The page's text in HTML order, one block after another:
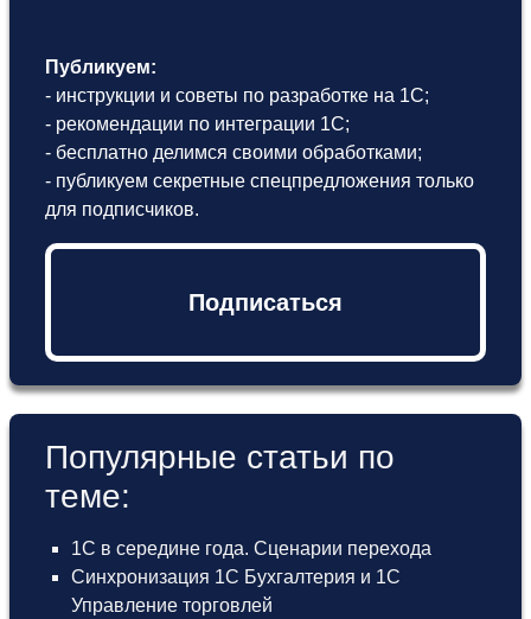
Публикуем:
- инструкции и советы по разработке на 1С;
- рекомендации по интеграции 1С;
- бесплатно делимся своими обработками;
- публикуем секретные спецпредложения только
для подписчиков.
Подписаться
Популярные статьи по
теме:
1С в середине года. Сценарии перехода
Синхронизация 1С Бухгалтерия и 1С
Управление торговлей